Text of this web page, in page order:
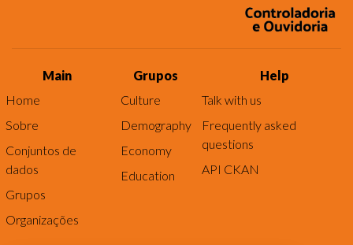
Main
Home
Sobre
Conjuntos de
dados
Grupos
Organizações
Grupos
Culture
Demography
Economy
Education
Help
Talk with us
Frequently asked
questions
API CKAN